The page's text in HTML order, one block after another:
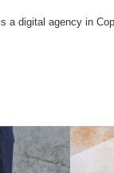
a digital agency in